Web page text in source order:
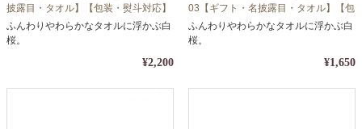
披露目・タオル】【包装・熨斗対応】
ふんわりやわらかなタオルに浮かぶ白
桜。
¥2,200
03【ギフト・名披露目・タオル】【包
装・熨斗対応】
ふんわりやわらかなタオルに浮かぶ白
桜。
¥1,650